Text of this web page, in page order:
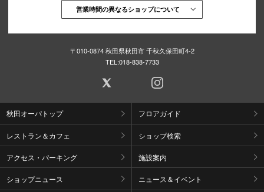
営業時間の異なるショップについて
〒010-0874 秋田県秋田市 千秋久保田町4-2
TEL:018-838-7733
秋田オーパトップ フロアガイド
レストラン＆カフェ ショップ検索
アクセス・パーキング 施設案内
ショップニュース ニュース＆イベント